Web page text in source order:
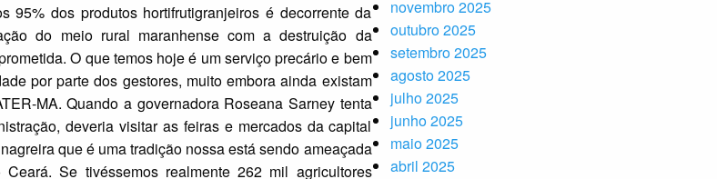
dos produtos hortifrutigranjeiros é decorrente da
do meio rural maranhense com a destruição da
O que temos hoje é um serviço precário e bem
por parte dos gestores, muito embora ainda existam
MA. Quando a governadora Roseana Sarney tenta
deveria visitar as feiras e mercados da capital
que é uma tradição nossa está sendo ameaçada
Se tivéssemos realmente 262 mil agricultores
novembro 2025
outubro 2025
setembro 2025
agosto 2025
julho 2025
junho 2025
maio 2025
abril 2025